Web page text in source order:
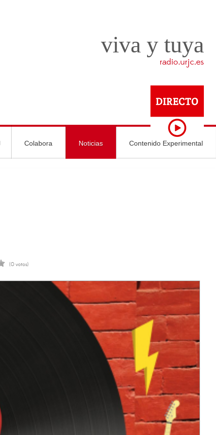
viva y tuya
radio.urjc.es
Colabora Noticias Contenido Experimental
(0 votos)